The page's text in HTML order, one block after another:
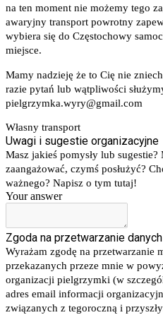
na ten moment nie możemy tego
awaryjny transport powrotny
wybiera się do Częstochowy
miejsce.
Mamy nadzieję że to Cię nie
razie pytań lub wątpliwości
pielgrzymka.wyry@gmail.com
Własny transport
Uwagi i sugestie organizacyjne
Masz jakieś pomysły lub sugestie?
zaangażować, czymś posłużyć?
ważnego? Napisz o tym tutaj!
Your answer
Zgoda na przetwarzanie danych
Wyrażam zgodę na przetwarzanie
przekazanych przeze mnie w
organizacji pielgrzymki (w
adres email informacji
związanych z tegoroczną i